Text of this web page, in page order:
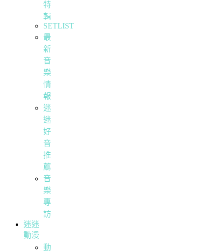
特
輯
SETLIST
最
新
音
樂
情
報
迷
迷
好
音
推
薦
音
樂
專
訪
迷迷
動漫
動